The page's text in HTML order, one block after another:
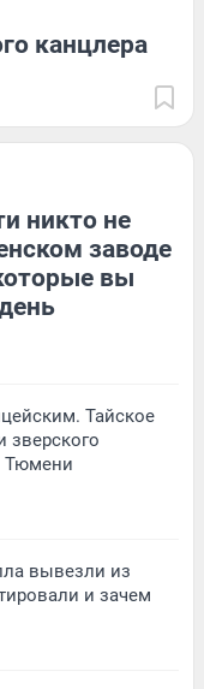
канцлера
никто не
заводе
вы
Тайское
зверского
Тюмени
вывезли из
и зачем